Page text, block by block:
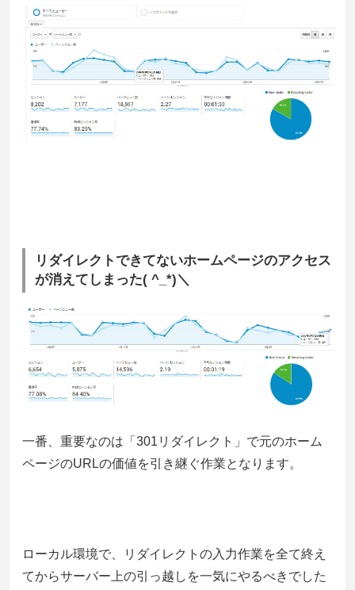
リダイレクトできてないホームページのアクセス
が消えてしまった( ^_*)＼
一番、重要なのは「301リダイレクト」で元のホーム
ページのURLの価値を引き継ぐ作業となります。
ローカル環境で、リダイレクトの入力作業を全て終え
てからサーバー上の引っ越しを一気にやるべきでした